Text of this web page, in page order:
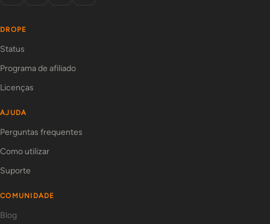
DROPE
Status
Programa de afiliado
Licenças
AJUDA
Perguntas frequentes
Como utilizar
Suporte
COMUNIDADE
Blog